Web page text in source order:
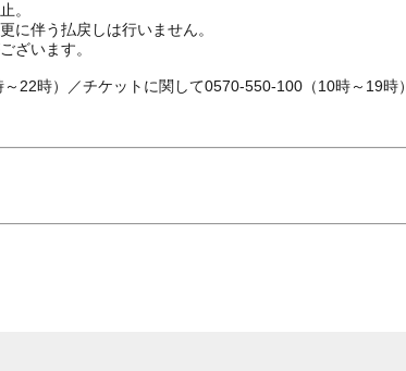
。
に伴う払戻しは行いません。
ざいます。
22時）／チケットに関して0570-550-100（10時～19時）